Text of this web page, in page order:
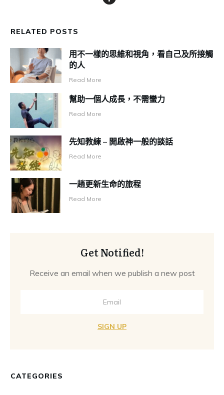
RELATED POSTS
用不一樣的思維和視角，看自己及所接觸
的人
Read More
幫助一個人成長，不需蠻力
Read More
先知教練 – 開啟神一般的談話
Read More
一趟更新生命的旅程
Read More
Get Notified!
Receive an email when we publish a new post
SIGN UP
CATEGORIES